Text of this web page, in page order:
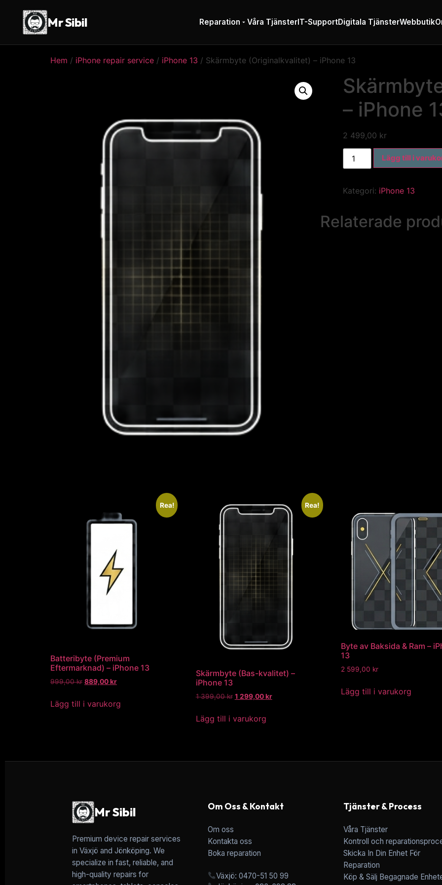
Mr Sibil Reparation Våra TjänsterIT-SupportDigitala TjänsterWebbutik
Hem / iPhone repair service / iPhone 13 / Skärmbyte (Originalkvalitet) – iPhone 13
– iPhone
2 499,00 kr
Lägg till i
Kategori: iPhone 13
Relaterade
Rea!
Batteribyte (Premium
Eftermarknad) – iPhone 13
999,00kr 889,00kr
Lägg till i varukorg
Rea!
Skärmbyte (Bas-kvalitet) –
iPhone 13
1 399,00kr 1 299,00kr
Lägg till i varukorg
Byte av Baksida & Ram –
13
2 599,00 kr
Lägg till i varukorg
Mr Sibil
Premium device repair services
in Växjö and Jönköping. We
specialize in fast, reliable, and
high-quality repairs for
Om Oss & Kontakt
Om oss
Kontakta oss
Boka reparation
Växjö: 0470-51 50 99
Tjänster & Process
Våra Tjänster
Kontroll och
Skicka In Din Enhet För
Reparation
Köp & Sälj Begagnade